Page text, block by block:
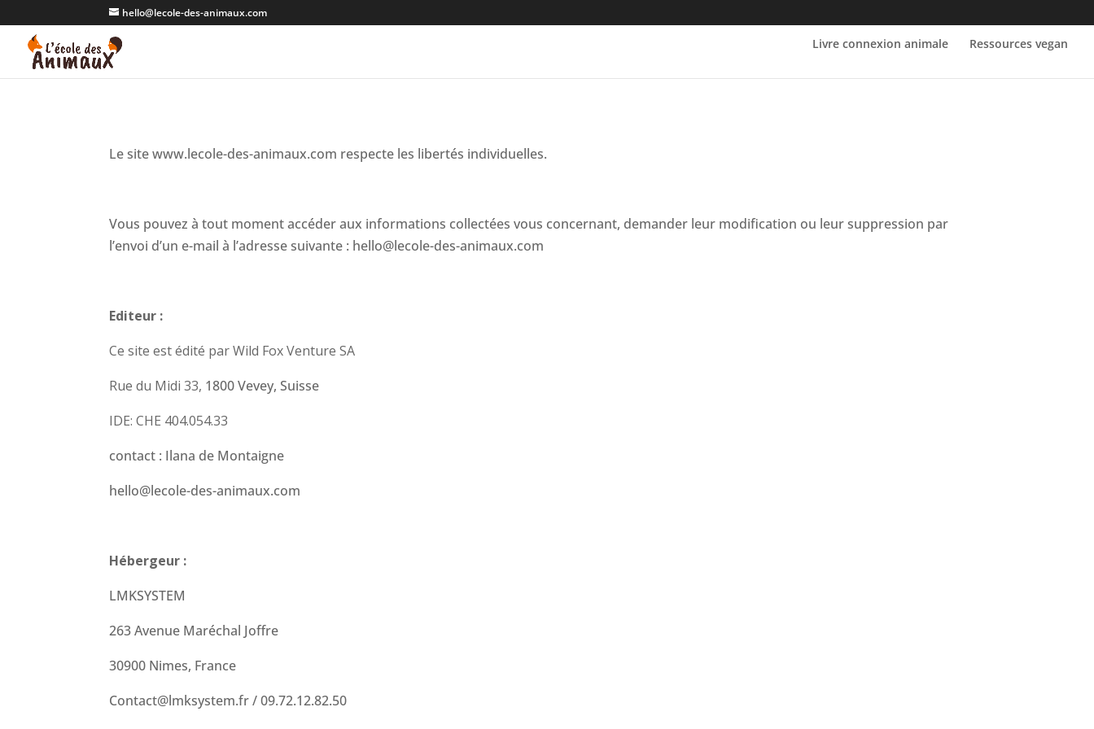
hello@lecole-des-animaux.com
Livre connexion animale Ressources vegan
Le site www.lecole-des-animaux.com respecte les libertés individuelles.
Vous pouvez à tout moment accéder aux informations collectées vous concernant, demander leur modification ou leur suppression par
l’envoi d’un e-mail à l’adresse suivante : hello@lecole-des-animaux.com
Editeur :
Ce site est édité par Wild Fox Venture SA
Rue du Midi 33, 1800 Vevey, Suisse
IDE: CHE 404.054.33
contact : Ilana de Montaigne
hello@lecole-des-animaux.com
Hébergeur :
LMKSYSTEM
263 Avenue Maréchal Joffre
30900 Nimes, France
Contact@lmksystem.fr / 09.72.12.82.50